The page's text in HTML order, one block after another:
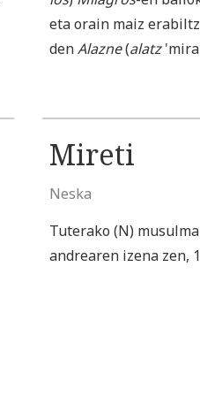
eta orain maiz
denAlazne(alatz
Mireti
Neska
Tuterako (N)
andrearen izena zen,